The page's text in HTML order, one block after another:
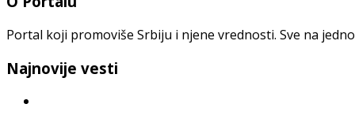
Portal koji promoviše Srbiju i njene vrednosti. Sve na
Najnovije vesti